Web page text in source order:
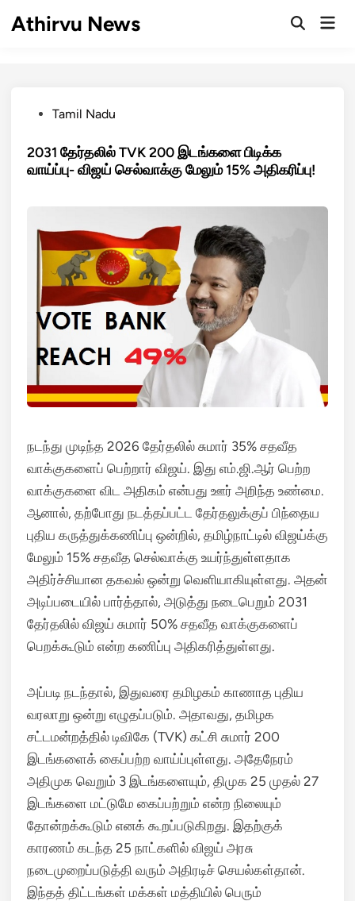
Athirvu News
OpenMain
PostedTamil Nadu
2031 தேர்தலில் TVK 200 இடங்களை பிடிக்க
வாய்ப்பு- விஜய் செல்வாக்கு மேலும் 15% அதிகரிப்பு!
நடந்து முடிந்த 2026 தேர்தலில் சுமார் 35% சதவீத
வாக்குகளைப் பெற்றார் விஜய். இது எம்.ஜி.ஆர் பெற்ற
வாக்குகளை விட அதிகம் என்பது ஊர் அறிந்த உண்மை.
ஆனால், தற்போது நடத்தப்பட்ட தேர்தலுக்குப் பிந்தைய
புதிய கருத்துக்கணிப்பு ஒன்றில், தமிழ்நாட்டில் விஜய்க்கு
மேலும் 15% சதவீத செல்வாக்கு உயர்ந்துள்ளதாக
அதிர்ச்சியான தகவல் ஒன்று வெளியாகியுள்ளது. அதன்
அடிப்படையில் பார்த்தால், அடுத்து நடைபெறும் 2031
தேர்தலில் விஜய் சுமார் 50% சதவீத வாக்குகளைப்
பெறக்கூடும் என்ற கணிப்பு அதிகரித்துள்ளது.
அப்படி நடந்தால், இதுவரை தமிழகம் காணாத புதிய
வரலாறு ஒன்று எழுதப்படும். அதாவது, தமிழக
சட்டமன்றத்தில் டிவிகே (TVK) கட்சி சுமார் 200
இடங்களைக் கைப்பற்ற வாய்ப்புள்ளது. அதேநேரம்
அதிமுக வெறும் 3 இடங்களையும், திமுக 25 முதல் 27
இடங்களை மட்டுமே கைப்பற்றும் என்ற நிலையும்
தோன்றக்கூடும் எனக் கூறப்படுகிறது. இதற்குக்
காரணம் கடந்த 25 நாட்களில் விஜய் அரசு
நடைமுறைப்படுத்தி வரும் அதிரடிச் செயல்கள்தான்.
இந்தத் திட்டங்கள் மக்கள் மத்தியில் பெரும்